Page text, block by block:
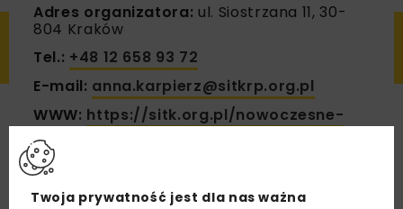
Adres organizatora: ul. Siostrzana 11, 30-
804 Kraków
Tel.: +48 12 658 93 72
E-mail: anna.karpierz@sitkrp.org.pl
WWW: https://sitk.org.pl/nowoczesne-
technologie-w-projektowaniu-budowie-
i-eksploatacji-infrastruktury-drogowej-
miast-metropolii-i-regionow-novdrog-
22/rejestracja.html
Twoja prywatność jest dla nas ważna